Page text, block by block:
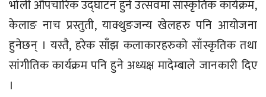
भोली औपचारिक उद्घाटन हुने उत्सवमा साँस्कृतिक कार्यक्रम,
केलाङ नाच प्रस्तुती, याक्थुङजन्य खेलहरु पनि आयोजना
हुनेछन् । यस्तै, हरेक साँझ कलाकारहरुको साँस्कृतिक तथा
सांगीतिक कार्यक्रम पनि हुने अध्यक्ष मादेम्बाले जानकारी दिए
।